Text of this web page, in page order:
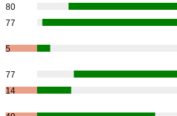
80
77
5
77
14